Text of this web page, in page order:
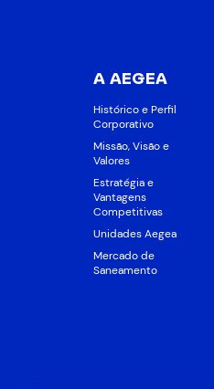
A AEGEA
Histórico e Perfil
Corporativo
Missão, Visão e
Valores
Estratégia e
Vantagens
Competitivas
Unidades Aegea
Mercado de
Saneamento